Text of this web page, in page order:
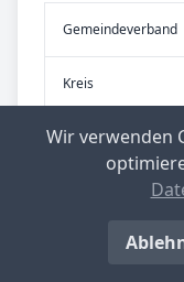
Gemeinde­verband
Kreis
Bundes­land
Wir verwenden